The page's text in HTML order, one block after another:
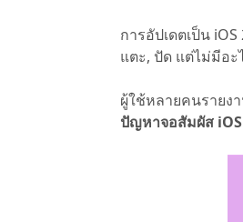
PDNob
กู้คืนข้อมูล iPhone/iPad ที่สูญ
4DDiG - Windows
กู้คืนไฟล์ที่ถูกลบใน Windows
iAnyGo- iOS APP
เปลี่ยนตำแหน่ง iPhone โดย
UltData for Android
Web
PDNob Online
แปลงและรู้จำตัวอักษร (OCR)
ศูนย์กลางร้าน
การอัปเดตเป็น
แตะ, ปัด แต่ไม่มีอ
ผู้ใช้หลายคนรายง
ปัญหาจอสัมผัส